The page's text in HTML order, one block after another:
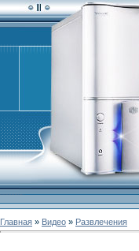
Главная » Видео » Развлечения